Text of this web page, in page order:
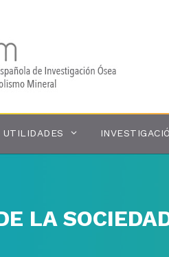
UTILIDADES
LA